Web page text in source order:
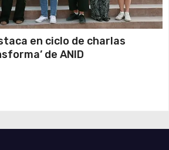
en ciclo de charlas
de ANID